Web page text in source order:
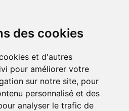
des cookies
et d'autres
pour améliorer votre
sur notre site, pour
personnalisé et des
analyser le trafic de